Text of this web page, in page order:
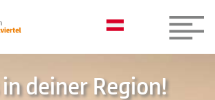
deiner Region!